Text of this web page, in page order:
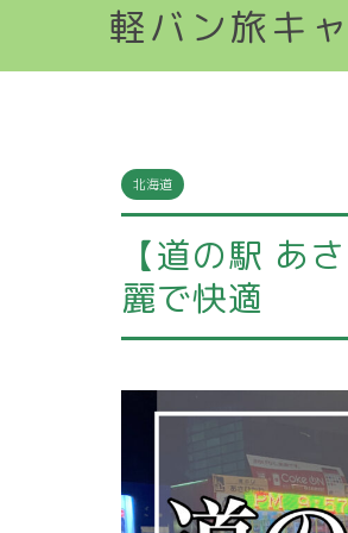
軽バン旅キ
北海道
【道の駅 あ
麗で快適